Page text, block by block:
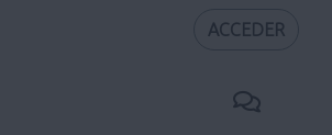
ACCEDER